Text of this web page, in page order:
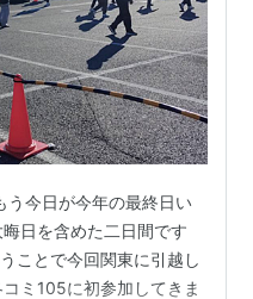
う今日が今年の最終日い
日を含めた二日間です
ことで今回関東に引越し
ミ105に初参加してきま